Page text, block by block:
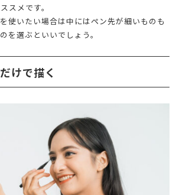
スメです。
使いたい場合は中にはペン先が細いものも
を選ぶといいでしょう。
けで描く